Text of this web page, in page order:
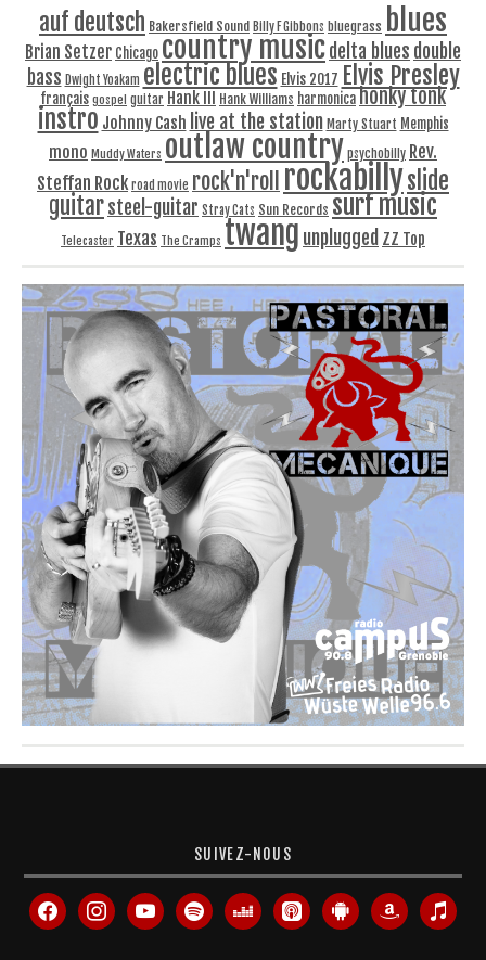
auf deutsch Bakersfield Sound Billy F Gibbons bluegrass blues
Brian Setzer Chicago country musicdelta blues double
bass Dwight Yoakam electric blues Elvis 2017 Elvis Presley
français gospel guitar Hank III Hank Williams harmonicahonky tonk
instro Johnny Cash live at the station Marty Stuart Memphis
mono Muddy Waters outlaw country psychobilly Rev.
Steffan Rock road movie rock'n'roll rockabillyslide
guitarsteel-guitar Stray Cats Sun Records surf music
Telecaster Texas The Cramps twang unplugged ZZ Top
SUIVEZ-NOUS
facebookinstagramyoutube spotify deezer
apple-
podcasts
android amazon itunes